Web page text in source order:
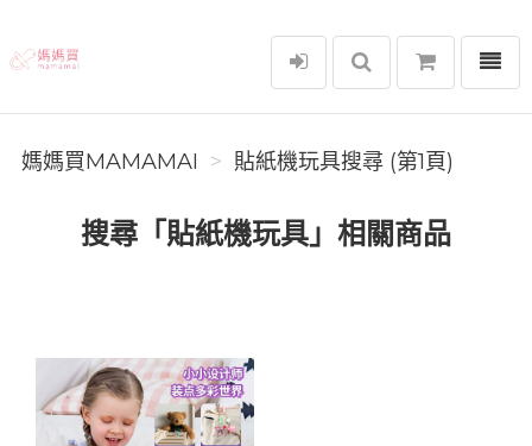
媽媽買MAMAMAI
選單
媽媽買MAMAMAI 貼紙機玩具搜尋 (第1頁)
搜尋「貼紙機玩具」相關商品